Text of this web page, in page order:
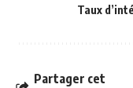
Taux
Partager cet